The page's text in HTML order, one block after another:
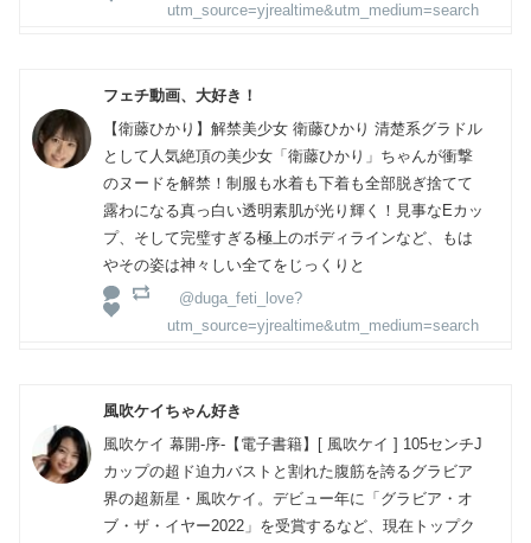
utm_source=yjrealtime&utm_medium=search
フェチ動画、大好き！
【衛藤ひかり】解禁美少女 衛藤ひかり 清楚系グラドル
として人気絶頂の美少女「衛藤ひかり」ちゃんが衝撃
のヌードを解禁！制服も水着も下着も全部脱ぎ捨てて
露わになる真っ白い透明素肌が光り輝く！見事なEカッ
プ、そして完璧すぎる極上のボディラインなど、もは
やその姿は神々しい全てをじっくりと
@duga_feti_love?
utm_source=yjrealtime&utm_medium=search
風吹ケイちゃん好き
風吹ケイ 幕開-序-【電子書籍】[ 風吹ケイ ] 105センチJ
カップの超ド迫力バストと割れた腹筋を誇るグラビア
界の超新星・風吹ケイ。デビュー年に「グラビア・オ
ブ・ザ・イヤー2022」を受賞するなど、現在トップク